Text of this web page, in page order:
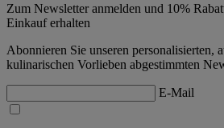
Zum Newsletter anmelden und 10%
Einkauf erhalten
Abonnieren Sie unseren personalisierten,
kulinarischen Vorlieben abgestimmten
E-Mail